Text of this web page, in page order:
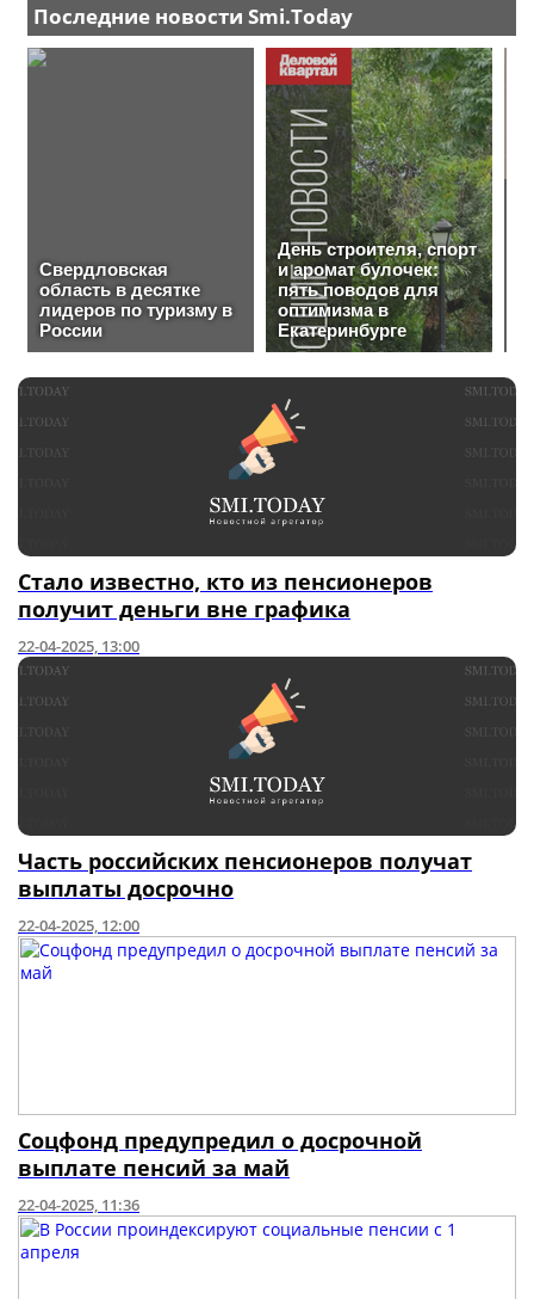
Стало известно, кто из пенсионеров
получит деньги вне графика
22-04-2025, 13:00
Часть российских пенсионеров получат
выплаты досрочно
22-04-2025, 12:00
Соцфонд предупредил о досрочной
выплате пенсий за май
22-04-2025, 11:36